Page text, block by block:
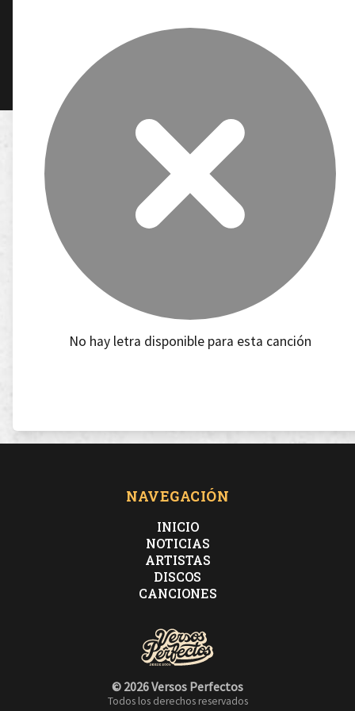
No hay letra disponible para esta canción
NAVEGACIÓN
INICIO
NOTICIAS
ARTISTAS
DISCOS
CANCIONES
© 2026 Versos Perfectos
Todos los derechos reservados